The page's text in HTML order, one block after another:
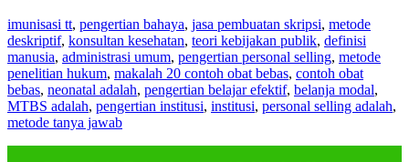
imunisasi tt, pengertian bahaya, jasa pembuatan skripsi, metode
deskriptif, konsultan kesehatan, teori kebijakan publik, definisi
manusia, administrasi umum, pengertian personal selling, metode
penelitian hukum, makalah 20 contoh obat bebas, contoh obat
bebas, neonatal adalah, pengertian belajar efektif, belanja modal,
MTBS adalah, pengertian institusi, institusi, personal selling adalah,
metode tanya jawab